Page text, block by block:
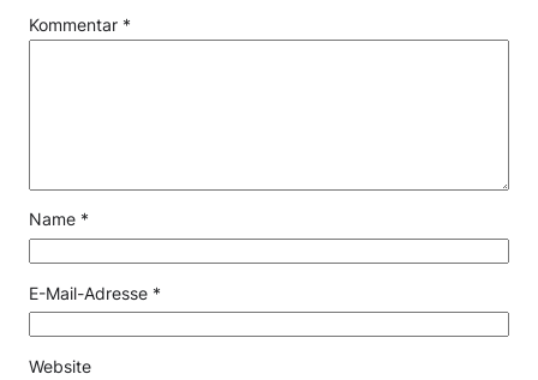
Kommentar *
Name *
E-Mail-Adresse *
Website